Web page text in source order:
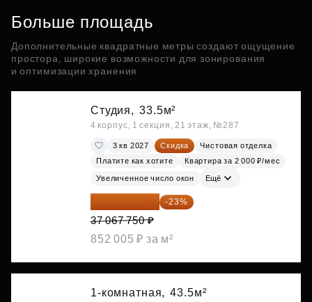
Больше площадь
Дополнительные квадратные метры создают ощущение
простора, широкие возможности для зонирования
и оптимизации хранения
Студия, 33.5м²
4 корпус, 1 секция, 21 этаж, №287
3 кв 2027 Скидка
Чистовая отделка
Платите как хотите
Квартира за 2 000 ₽/мес
Увеличенное число окон Ещё
28 542 168 ₽ -23%
37 067 750 ₽
852 005 ₽ за м²
1-комнатная, 43.5м²